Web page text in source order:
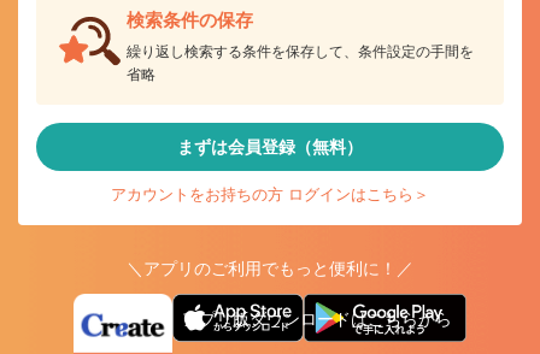
検索条件の保存
繰り返し検索する条件を保存して、条件設定の手間を
省略
まずは会員登録（無料）
アカウントをお持ちの方 ログインはこちら＞
＼アプリのご利用でもっと便利に！／
アプリ版ダウンロードはこちらから